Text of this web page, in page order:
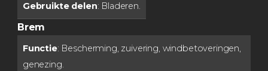
Gebruikte delen: Bladeren.
Brem
Functie: Bescherming, zuivering, windbetoveringen,
genezing.